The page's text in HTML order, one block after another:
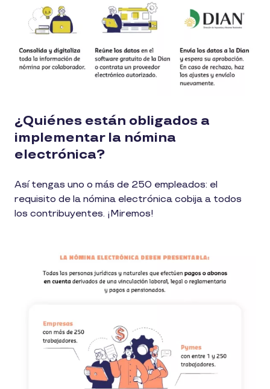
¿Quiénes están obligados a
implementar la nómina
electrónica?
Así tengas uno o más de 250 empleados: el
requisito de la nómina electrónica cobija a todos
los contribuyentes. ¡Miremos!